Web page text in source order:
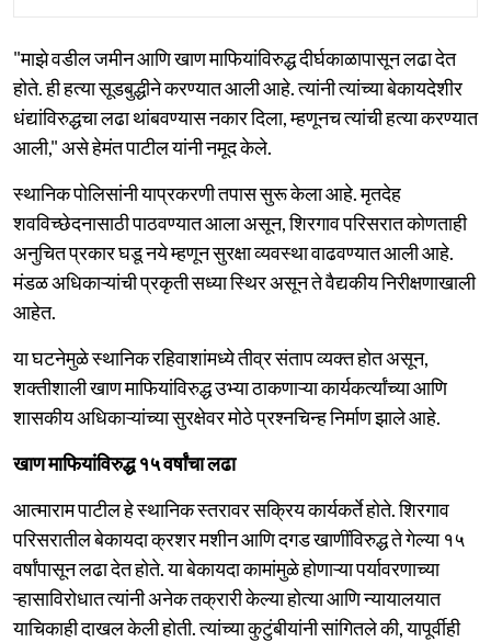
"माझे वडील जमीन आणि खाण माफियांविरुद्ध दीर्घकाळापासून लढा देत
होते. ही हत्या सूडबुद्धीने करण्यात आली आहे. त्यांनी त्यांच्या बेकायदेशीर
धंद्यांविरुद्धचा लढा थांबवण्यास नकार दिला, म्हणूनच त्यांची हत्या करण्यात
आली," असे हेमंत पाटील यांनी नमूद केले.
स्थानिक पोलिसांनी याप्रकरणी तपास सुरू केला आहे. मृतदेह
शवविच्छेदनासाठी पाठवण्यात आला असून, शिरगाव परिसरात कोणताही
अनुचित प्रकार घडू नये म्हणून सुरक्षा व्यवस्था वाढवण्यात आली आहे.
मंडळ अधिकाऱ्यांची प्रकृती सध्या स्थिर असून ते वैद्यकीय निरीक्षणाखाली
आहेत.
या घटनेमुळे स्थानिक रहिवाशांमध्ये तीव्र संताप व्यक्त होत असून,
शक्तीशाली खाण माफियांविरुद्ध उभ्या ठाकणाऱ्या कार्यकर्त्यांच्या आणि
शासकीय अधिकाऱ्यांच्या सुरक्षेवर मोठे प्रश्नचिन्ह निर्माण झाले आहे.
खाण माफियांविरुद्ध १५ वर्षांचा लढा
आत्माराम पाटील हे स्थानिक स्तरावर सक्रिय कार्यकर्ते होते. शिरगाव
परिसरातील बेकायदा क्रशर मशीन आणि दगड खाणींविरुद्ध ते गेल्या १५
वर्षांपासून लढा देत होते. या बेकायदा कामांमुळे होणाऱ्या पर्यावरणाच्या
ऱ्हासाविरोधात त्यांनी अनेक तक्रारी केल्या होत्या आणि न्यायालयात
याचिकाही दाखल केली होती. त्यांच्या कुटुंबीयांनी सांगितले की, यापूर्वीही